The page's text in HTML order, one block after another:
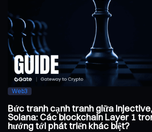
Web3
Bức tranh cạnh tranh giữa
Solana: Các blockchain Layer 1
hướng tới phát triển khác biệt?